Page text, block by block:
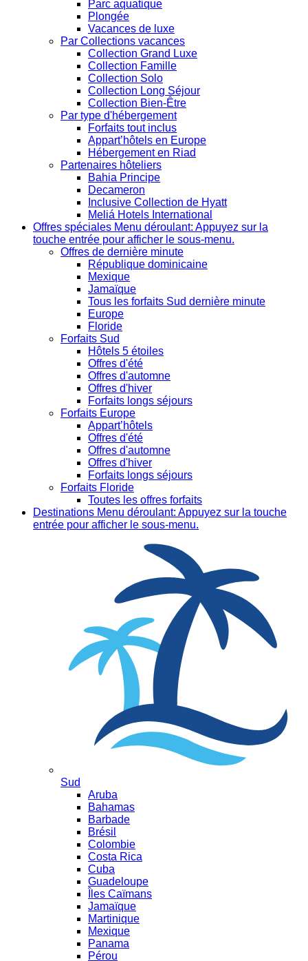
Parc aquatique
Plongée
Vacances de luxe
Par Collections vacances
Collection Grand Luxe
Collection Famille
Collection Solo
Collection Long Séjour
Collection Bien-Être
Par type d'hébergement
Forfaits tout inclus
Appart’hôtels en Europe
Hébergement en Riad
Partenaires hôteliers
Bahia Principe
Decameron
Inclusive Collection de Hyatt
Meliá Hotels International
Offres spéciales Menu déroulant: Appuyez sur la
touche entrée pour afficher le sous-menu.
Offres de dernière minute
République dominicaine
Mexique
Jamaïque
Tous les forfaits Sud dernière minute
Europe
Floride
Forfaits Sud
Hôtels 5 étoiles
Offres d'été
Offres d'automne
Offres d'hiver
Forfaits longs séjours
Forfaits Europe
Appart’hôtels
Offres d'été
Offres d'automne
Offres d'hiver
Forfaits longs séjours
Forfaits Floride
Toutes les offres forfaits
Destinations Menu déroulant: Appuyez sur la touche
entrée pour afficher le sous-menu.
Sud
Aruba
Bahamas
Barbade
Brésil
Colombie
Costa Rica
Cuba
Guadeloupe
Îles Caïmans
Jamaïque
Martinique
Mexique
Panama
Pérou